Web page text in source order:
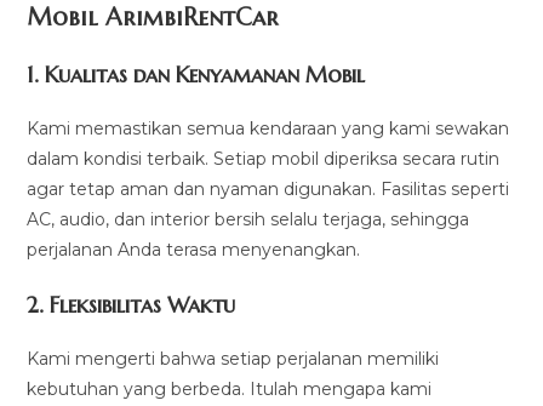
Mobil ArimbiRentCar
1.Kualitas dan Kenyamanan Mobil
Kami memastikan semua kendaraan yang kami sewakan
dalam kondisi terbaik. Setiap mobil diperiksa secara rutin
agar tetap aman dan nyaman digunakan. Fasilitas seperti
AC, audio, dan interior bersih selalu terjaga, sehingga
perjalanan Anda terasa menyenangkan.
2.Fleksibilitas Waktu
Kami mengerti bahwa setiap perjalanan memiliki
kebutuhan yang berbeda. Itulah mengapa kami